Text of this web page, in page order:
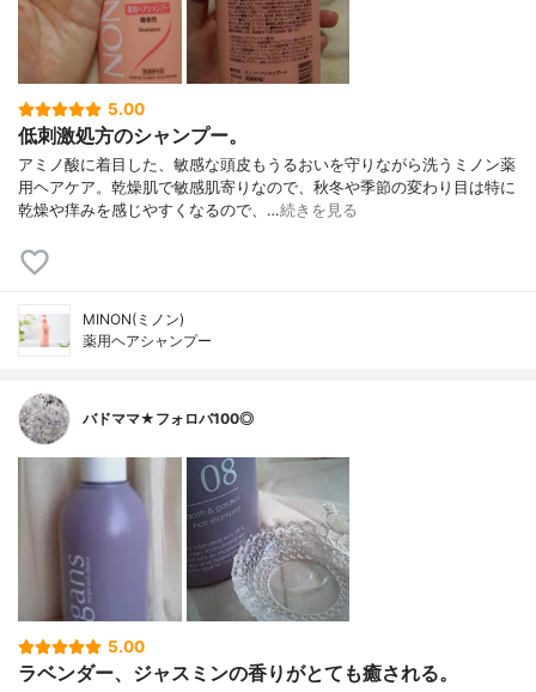
5.00
低刺激処方のシャンプー。
アミノ酸に着目した、敏感な頭皮もうるおいを守りながら洗うミノン薬
用ヘアケア。乾燥肌で敏感肌寄りなので、秋冬や季節の変わり目は特に
乾燥や痒みを感じやすくなるので、…続きを見る
MINON(ミノン)
薬用ヘアシャンプー
バドママ★フォロバ100◎
5.00
ラベンダー、ジャスミンの香りがとても癒される。